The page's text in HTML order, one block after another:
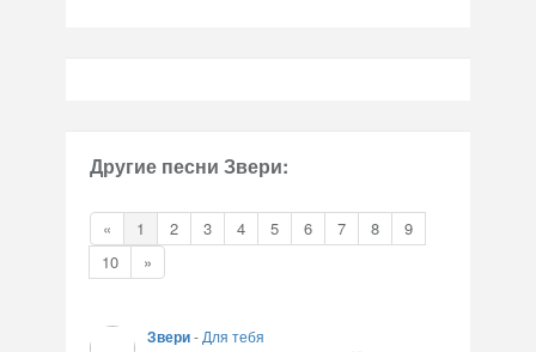
Другие песни Звери:
« 1 2 3 4 5 6 7 8
9
10
»
Звери- Для тебя